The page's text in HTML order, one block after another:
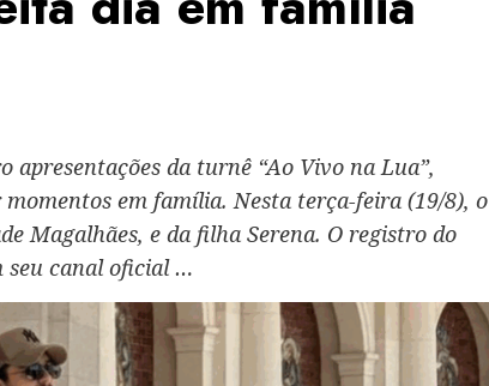
da turnê “Ao Vivo na Lua”,
em família. Nesta terça-feira (19/8), o
Magalhães, e da filha Serena. O registro do
seu canal oficial …